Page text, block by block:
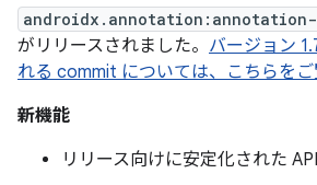
がリリースされました。 バージョン
れる commit については、こちらをご
新機能
リリース向けに安定化された API